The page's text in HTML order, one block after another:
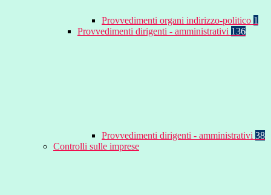
Provvedimenti organi indirizzo-politico 1
Provvedimenti dirigenti - amministrativi 136
Provvedimenti dirigenti - amministrativi 38
Controlli sulle imprese